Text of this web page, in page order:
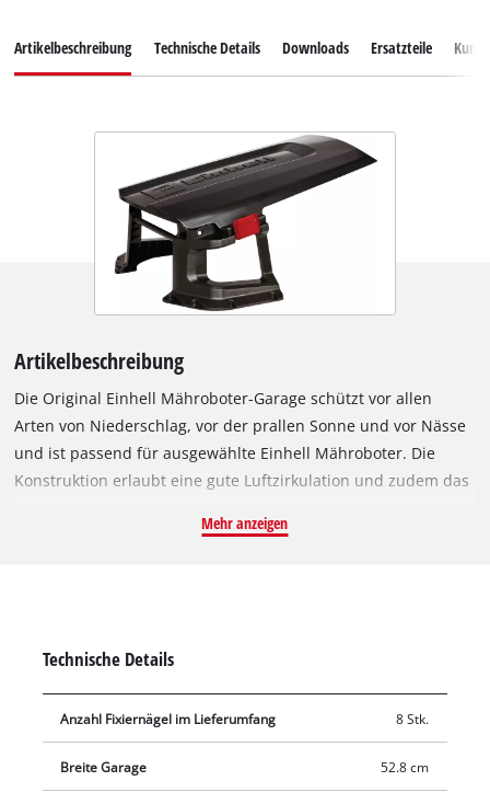
Artikelbeschreibung Technische Details Downloads Ersatzteile
Artikelbeschreibung
Die Original Einhell Mähroboter-Garage schützt vor allen
Arten von Niederschlag, vor der prallen Sonne und vor Nässe
und ist passend für ausgewählte Einhell Mähroboter. Die
Konstruktion erlaubt eine gute Luftzirkulation und zudem das
nassen Füßen“ in der Garage steht. Durch den Schutzraum
cm hoch. Die Montage ist denkbar einfach: Acht
Befestigungsschrauben sind im Lieferumfang enthalten.
Mehr anzeigen
Technische Details
Anzahl Fixiernägel im Lieferumfang 8 Stk.
Breite Garage 52.8 cm